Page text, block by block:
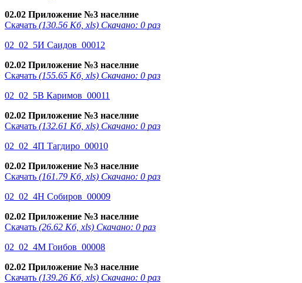
02.02 Приложение №3 населние
Скачать (130.56 Кб, xls) Скачано: 0 раз
02_02_5И Саидов_00012
02.02 Приложение №3 населние
Скачать (155.65 Кб, xls) Скачано: 0 раз
02_02_5В Каримов_00011
02.02 Приложение №3 населние
Скачать (132.61 Кб, xls) Скачано: 0 раз
02_02_4П Тагдиро_00010
02.02 Приложение №3 населние
Скачать (161.79 Кб, xls) Скачано: 0 раз
02_02_4Н Собиров_00009
02.02 Приложение №3 населние
Скачать (26.62 Кб, xls) Скачано: 0 раз
02_02_4М Гоибов_00008
02.02 Приложение №3 населние
Скачать (139.26 Кб, xls) Скачано: 0 раз